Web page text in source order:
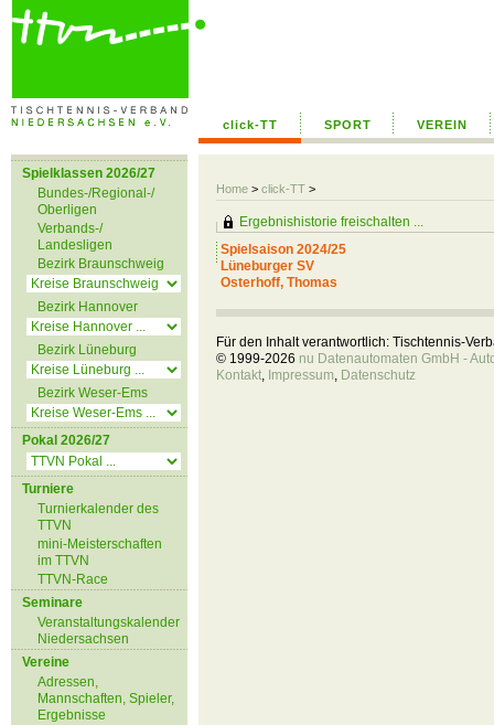
click-TT SPORT VEREIN
Home > click-TT >
Spielklassen 2026/27
Bundes-/Regional-/
Oberligen
Verbands-/
Landesligen
Bezirk Braunschweig
Bezirk Hannover
Bezirk Lüneburg
Bezirk Weser-Ems
Pokal 2026/27
Turniere
Turnierkalender des
TTVN
mini-Meisterschaften
im TTVN
TTVN-Race
Seminare
Veranstaltungskalender
Niedersachsen
Vereine
Adressen,
Mannschaften, Spieler,
Ergebnisse
Ergebnishistorie freischalten ...
Spielsaison 2024/25
Lüneburger SV
Osterhoff, Thomas
Für den Inhalt verantwortlich: Tischtennis-
© 1999-2026 nu Datenautomaten GmbH -
Kontakt, Impressum, Datenschutz